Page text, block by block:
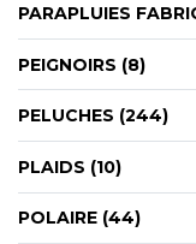
PARAPLUIES
PEIGNOIRS (8)
PELUCHES (244)
PLAIDS (10)
POLAIRE (44)